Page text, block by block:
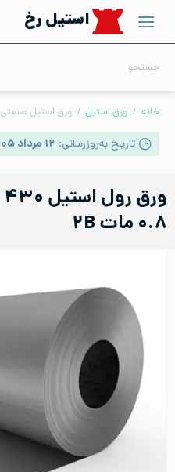
content
استیل رخ
خانه / ورق استیل / ورق استیل صنعتی
تاریخ به‌روزرسانی: ۱۲ مرداد ۱۴۰۵ | ۱۶:۳۳
۰.۸ مات ۲B